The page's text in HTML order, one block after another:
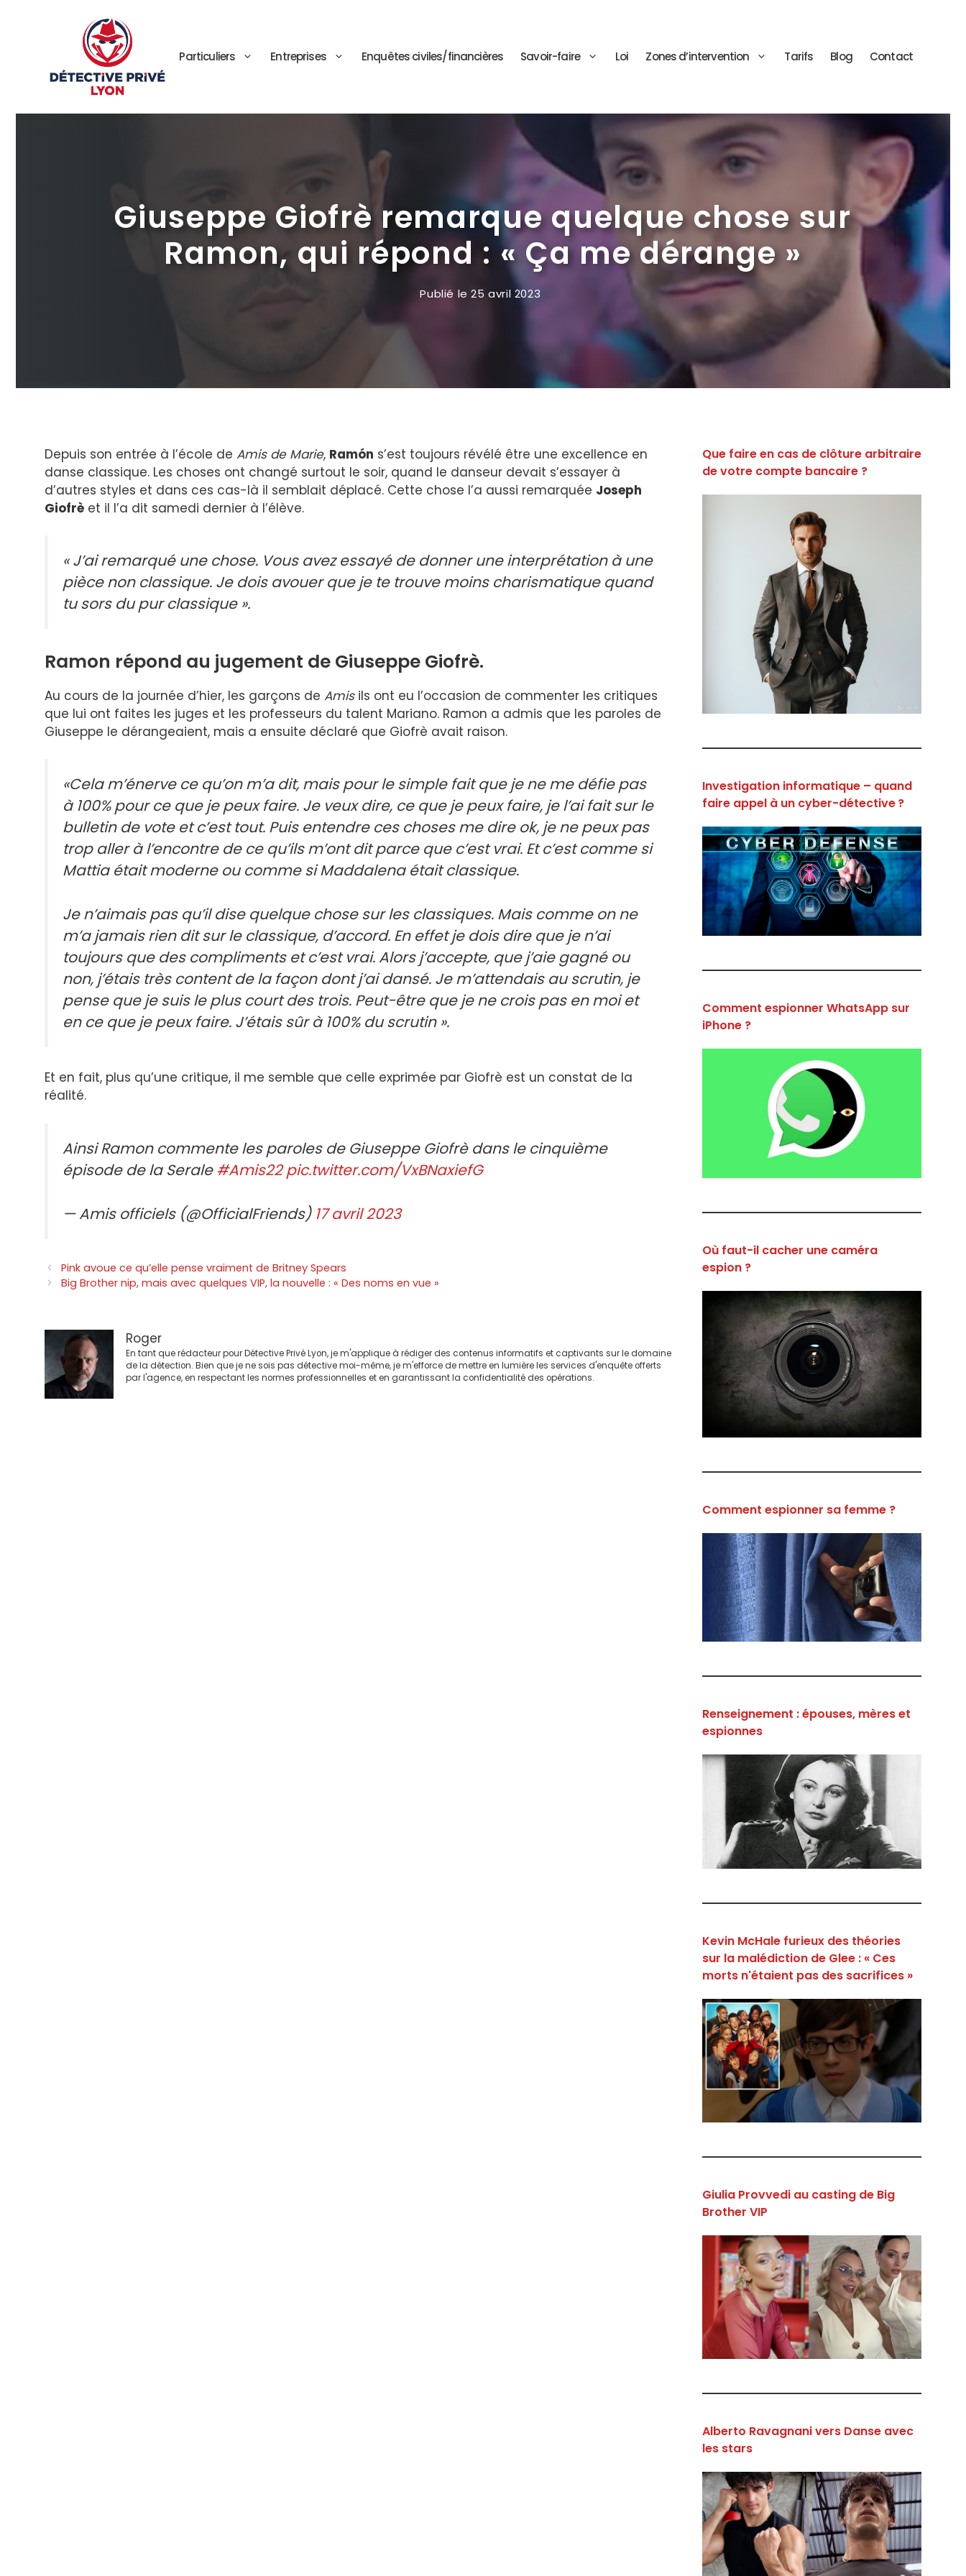
Particuliers Entreprises Enquêtes civiles/financières Savoir-faire Loi Zones d’intervention Tarifs Blog Contact
Giuseppe Giofrè remarque quelque chose sur
Ramon, qui répond : « Ça me dérange »
Publié le25 avril 2023
Depuis son entrée à l’école de Amis de Marie, Ramón s’est toujours révélé être une excellence en
danse classique. Les choses ont changé surtout le soir, quand le danseur devait s’essayer à
d’autres styles et dans ces cas-là il semblait déplacé. Cette chose l’a aussi remarquée Joseph
Giofrè et il l’a dit samedi dernier à l’élève.
« J’ai remarqué une chose. Vous avez essayé de donner une interprétation à une
pièce non classique. Je dois avouer que je te trouve moins charismatique quand
tu sors du pur classique ».
Ramon répond au jugement de Giuseppe Giofrè.
Au cours de la journée d’hier, les garçons de Amisils ont eu l’occasion de commenter les critiques
que lui ont faites les juges et les professeurs du talent Mariano. Ramon a admis que les paroles de
Giuseppe le dérangeaient, mais a ensuite déclaré que Giofrè avait raison.
«Cela m’énerve ce qu’on m’a dit, mais pour le simple fait que je ne me défie pas
à 100% pour ce que je peux faire. Je veux dire, ce que je peux faire, je l’ai fait sur le
bulletin de vote et c’est tout. Puis entendre ces choses me dire ok, je ne peux pas
trop aller à l’encontre de ce qu’ils m’ont dit parce que c’est vrai. Et c’est comme si
Mattia était moderne ou comme si Maddalena était classique.
Je n’aimais pas qu’il dise quelque chose sur les classiques. Mais comme on ne
m’a jamais rien dit sur le classique, d’accord. En effet je dois dire que je n’ai
toujours que des compliments et c’est vrai. Alors j’accepte, que j’aie gagné ou
non, j’étais très content de la façon dont j’ai dansé. Je m’attendais au scrutin, je
pense que je suis le plus court des trois. Peut-être que je ne crois pas en moi et
en ce que je peux faire. J’étais sûr à 100% du scrutin ».
Et en fait, plus qu’une critique, il me semble que celle exprimée par Giofrè est un constat de la
réalité.
Ainsi Ramon commente les paroles de Giuseppe Giofrè dans le cinquième
épisode de la Serale#Amis22 pic.twitter.com/VxBNaxiefG
— Amis officiels (@OfficialFriends) 17 avril 2023
Navigation
des
Pink avoue ce qu’elle pense vraiment de Britney Spears
Big Brother nip, mais avec quelques VIP, la nouvelle : « Des noms en vue »
Roger
En tant que rédacteur pour Détective Privé Lyon, je m'applique à rédiger des contenus informatifs et captivants sur le domaine
de la détection. Bien que je ne sois pas détective moi-même, je m'efforce de mettre en lumière les services d'enquête offerts
par l'agence, en respectant les normes professionnelles et en garantissant la confidentialité des opérations.
Que faire en cas de clôture arbitraire
de votre compte bancaire ?
Investigation informatique – quand
faire appel à un cyber-détective ?
Comment espionner WhatsApp sur
iPhone ?
Où faut-il cacher une caméra
espion ?
Comment espionner sa femme ?
Renseignement : épouses, mères et
espionnes
Kevin McHale furieux des théories
sur la malédiction de Glee : « Ces
morts n'étaient pas des sacrifices »
Giulia Provvedi au casting de Big
Brother VIP
Alberto Ravagnani vers Danse avec
les stars